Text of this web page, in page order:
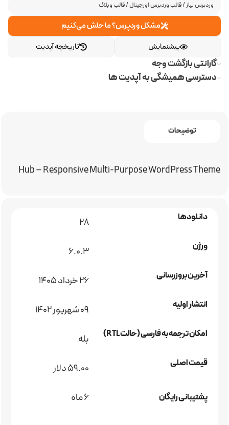
وردپرس نیاز/قالب وردپرس اورجینال/قالب وبلاگ
مشکل وردپرس؟ ما حلش می‌کنیم
تاریخچه آپدیت
پیشنمایش
گارانتی بازگشت وجه
دسترسی همیشگی به آپدیت ها
توضیحات
Hub – Responsive Multi-Purpose WordPress Theme
دانلودها 28
ورژن 6.0.3
آخرین بروزرسانی 26 خرداد 1405
انتشار اولیه 09 شهریور 1402
امکان ترجمه به فارسی (حالت RTL) بله
قیمت اصلی 59.00 دلار
پشتیبانی رایگان 6 ماه